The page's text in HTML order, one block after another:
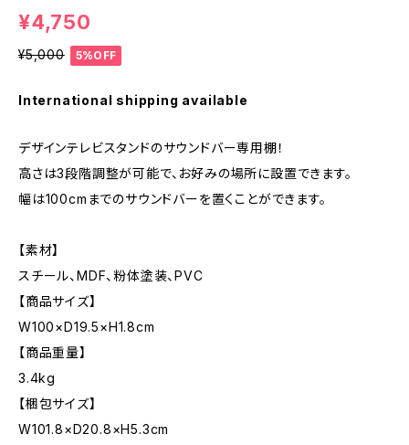
¥4,750
¥5,000 5%OFF
International shipping available
デザインテレビスタンドのサウンドバー専用棚！
高さは3段階調整が可能で、お好みの場所に設置できます。
幅は100cmまでのサウンドバーを置くことができます。
【素材】
スチール、MDF、粉体塗装、PVC
【商品サイズ】
W100×D19.5×H1.8cm
【商品重量】
3.4kg
【梱包サイズ】
W101.8×D20.8×H5.3cm